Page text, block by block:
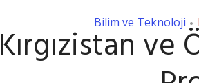
Bilim ve Teknoloji •
Kırgızistan